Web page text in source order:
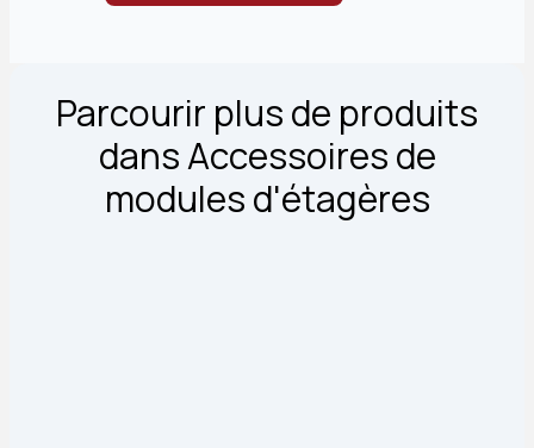
Parcourir plus de produits
dans Accessoires de
modules d'étagères